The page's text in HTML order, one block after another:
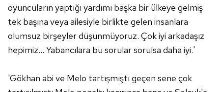
oyuncuların yaptığı yardımı başka bir ülkeye gelmiş
tek başına veya ailesiyle birlikte gelen insanlara
olumsuz birşeyler düşünmüyoruz. Çok iyi arkadaşız
hepimiz... Yabancılara bu sorular sorulsa daha iyi.'
'Gökhan abi ve Melo tartışmıştı geçen sene çok